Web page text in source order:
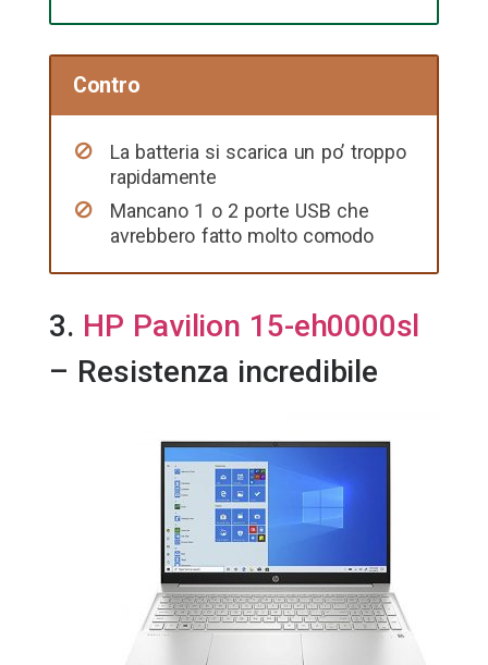
Contro
La batteria si scarica un po’ troppo
rapidamente
Mancano 1 o 2 porte USB che
avrebbero fatto molto comodo
3. HP Pavilion 15-eh0000sl
– Resistenza incredibile